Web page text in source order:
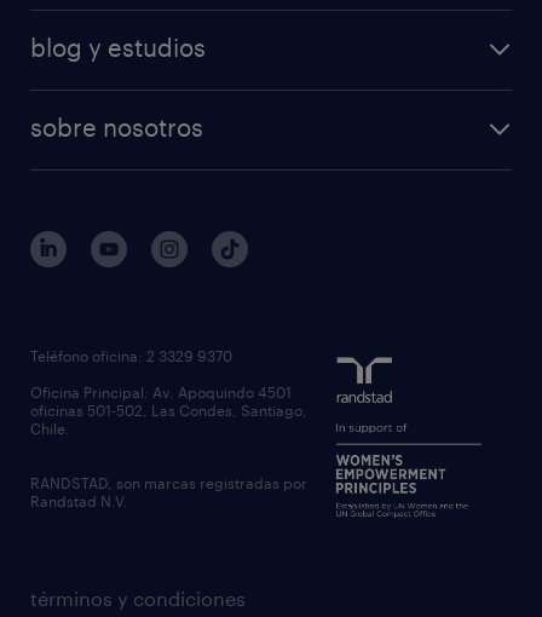
retail
tiempo completo
professional
operational
servicios transitorios
executive search
inclusión laboral
blog y estudios
sobre nosotros
gobierno corporativo
contáctanos
regístrate candidato
términos y condiciones
Teléfono oficina: 2 3329 9370
Oficina Principal: Av. Apoquindo 4501
oficinas 501-502, Las Condes, Santiago,
Chile.
RANDSTAD, son marcas registradas por
Randstad N.V.